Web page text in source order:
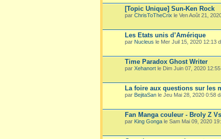
[Topic Unique] Sun-Ken Rock
par ChrisToTheCrix le Ven Août 21,
Les Etats unis d’Amérique
par Nucleus le Mer Juil 15, 2020 12:13
Time Paradox Ghost Writer
par Xehanort le Dim Juin 07, 2020
La foire aux questions sur les
par BejitaSan le Jeu Mai 28, 2020 0:58
Fan Manga couleur - Broly Z
par King Gonga le Sam Mai 09, 2020